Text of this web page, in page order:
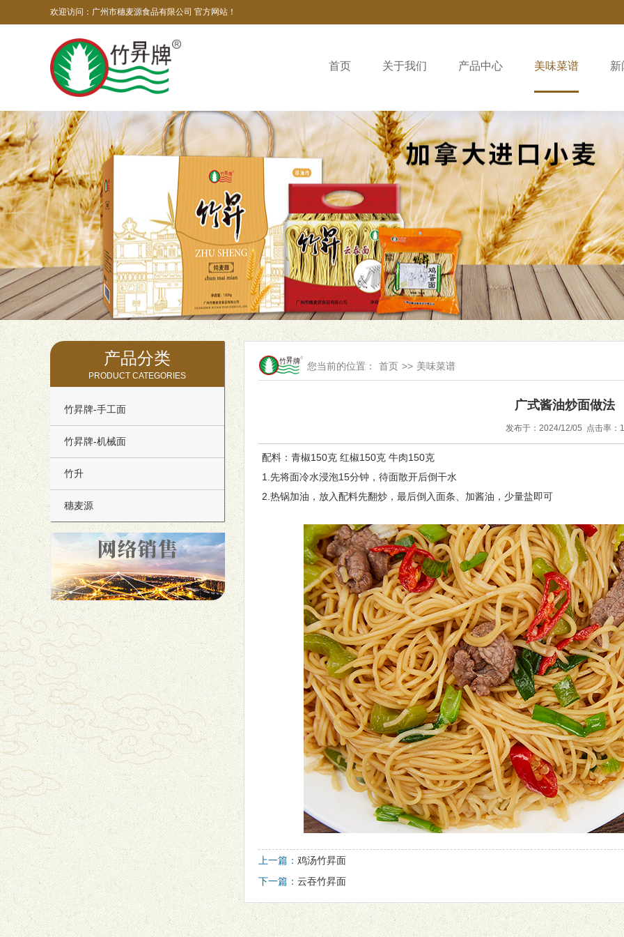
欢迎访问：广州市穗麦源食品有限公司 官方网站！
首页 关于我们 产品中心 美味菜谱 新
产品分类
PRODUCT CATEGORIES
竹昇牌-手工面
竹昇牌-机械面
竹升
穗麦源
您当前的位置： 首页 >> 美味菜谱
广式酱油炒面做法
发布于：2024/12/05 点击率：1
配料：青椒150克 红椒150克 牛肉150克
1.先将面冷水浸泡15分钟，待面散开后倒干水
2.热锅加油，放入配料先翻炒，最后倒入面条、加酱油，少量盐即可
上一篇： 鸡汤竹昇面
下一篇： 云吞竹昇面